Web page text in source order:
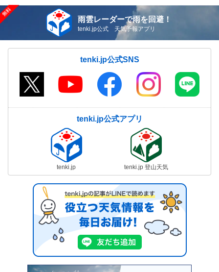
雨雲レーダーで雨を回避！
tenki.jp公式 天気予報アプリ
tenki.jp公式SNS
tenki.jp公式アプリ
tenki.jp tenki.jp 登山天気